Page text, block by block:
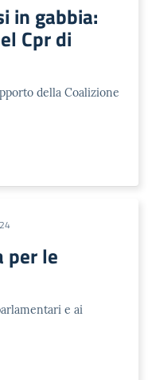
in gabbia:
Cpr di
della Coalizione
per le
e ai